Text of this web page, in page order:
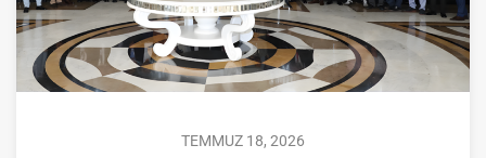
TEMMUZ 18, 2026